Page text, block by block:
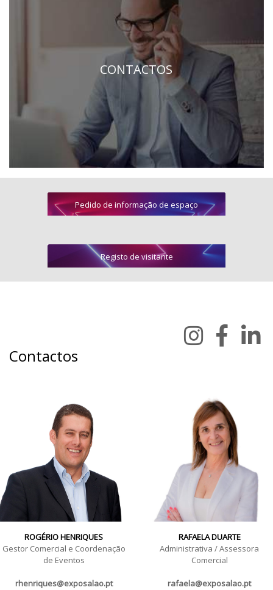
CONTACTOS
Pedido de informação de espaço
Registo de visitante
Contactos
ROGÉRIO HENRIQUES
Gestor Comercial e Coordenação
de Eventos
rhenriques@exposalao.pt
RAFAELA DUARTE
Administrativa / Assessora
Comercial
rafaela@exposalao.pt